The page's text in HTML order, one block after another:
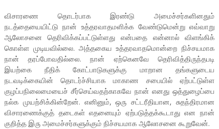
விசாரணை தொடர்பாக இரண்டு அமைச்சர்களினதும்
நடத்தையையிட்டு நான் உத்தரவாதமளிக்க வேண்டுமென்று எவ்வாறு
ஆலோசனை தெரிவிக்கப்பட்டுள்ளது என்பதை என்னால் விளங்கிக்
கொள்ள முடியவில்லை. அத்தகைய உத்தரவாதமொன்றை நிச்சயமாக
நான் தரப்போவதில்லை. நான் ஏற்கெனவே தெரிவித்திருந்தபடி
இயற்கை நீதிக் கோட்பாடுகளுக்கு மாறான தங்களுடைய
நடவடிக்கையின் தொடர்ச்சியாக மாகாண சபையில் ஏற்பட்டுள்ள
குழப்பநிலைமையைச் சீர்செய்வதற்காகவே நான் எனது ஒத்துழைப்பை
நல்க முயற்சிக்கின்றேன். எனினும், ஒரு சட்டரீதியான, சுதந்திரமான
விசாரணைக்குத் தடைகள் எதனையும் ஏற்படுத்தக்கூடாது என நான்
குறித்த இரு அமைச்சர்களுக்கும் நிச்சயமாக ஆலோசனை கூறுவேன்.